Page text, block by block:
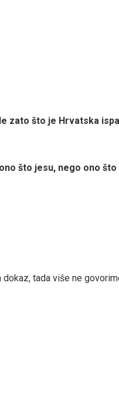
zato što je Hrvatska
što jesu, nego ono
tada više ne